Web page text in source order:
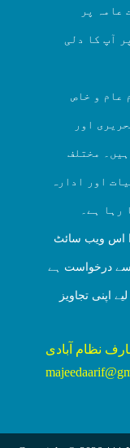
عامہ پر
آپ کا دلی
عام و خاص
اور
مختلف
اور ادارہ
ہے۔
اس ویب سائٹ
سے درخواست ہے
اپنی تجاویز
نظام آبادی